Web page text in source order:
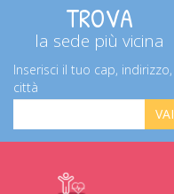
TROVA
la sede più vicina
Inserisci il tuo cap, indirizzo,
città
VAI